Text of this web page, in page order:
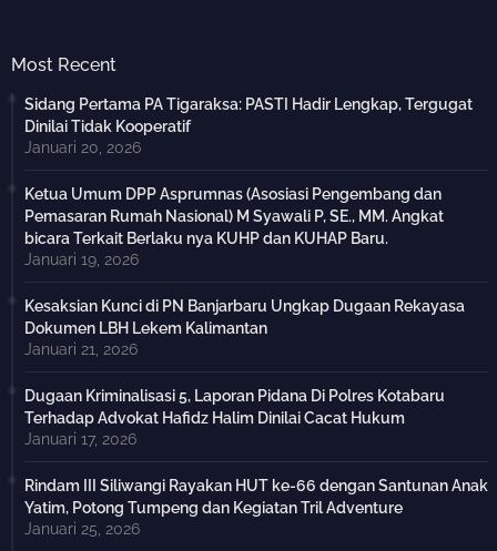
Most Recent
Sidang Pertama PA Tigaraksa: PASTI Hadir Lengkap, Tergugat
Dinilai Tidak Kooperatif
Januari 20, 2026
Ketua Umum DPP Asprumnas (Asosiasi Pengembang dan
Pemasaran Rumah Nasional) M Syawali P, SE., MM. Angkat
bicara Terkait Berlaku nya KUHP dan KUHAP Baru.
Januari 19, 2026
Kesaksian Kunci di PN Banjarbaru Ungkap Dugaan Rekayasa
Dokumen LBH Lekem Kalimantan
Januari 21, 2026
Dugaan Kriminalisasi 5, Laporan Pidana Di Polres Kotabaru
Terhadap Advokat Hafidz Halim Dinilai Cacat Hukum
Januari 17, 2026
Rindam III Siliwangi Rayakan HUT ke-66 dengan Santunan Anak
Yatim, Potong Tumpeng dan Kegiatan Tril Adventure
Januari 25, 2026